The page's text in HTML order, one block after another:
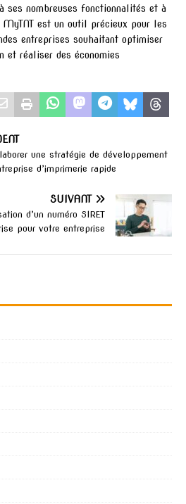
ses nombreuses fonctionnalités et à
est un outil précieux pour les
entreprises souhaitant optimiser
et réaliser des économies
une stratégie de développement
d’imprimerie rapide
SUIVANT
d’un numéro SIRET
pour votre entreprise